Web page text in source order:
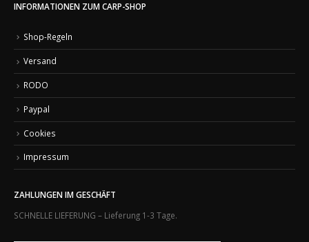
INFORMATIONEN ZUM CARP-SHOP
Shop-Regeln
Versand
RODO
Paypal
Cookies
Impressum
ZAHLUNGEN IM GESCHÄFT
SCHNELLE LIEFERUNG – Lieferung 1-3 Tage.